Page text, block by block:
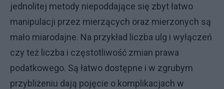
jednolitej metody niepoddające się zbyt łatwo
manipulacji przez mierzących oraz mierzonych są
mało miarodajne. Na przykład liczba ulg i wyłączeń
czy też liczba i częstotliwość zmian prawa
podatkowego. Są łatwo dostępne i w zgrubym
przybliżeniu dają pojęcie o komplikacjach w